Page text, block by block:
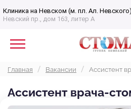
Клиника на Невском (м. пл. Ал. Невского)
Невский пр., дом 163, литер А
Главная Вакансии Ассистент
Ассистент врача-